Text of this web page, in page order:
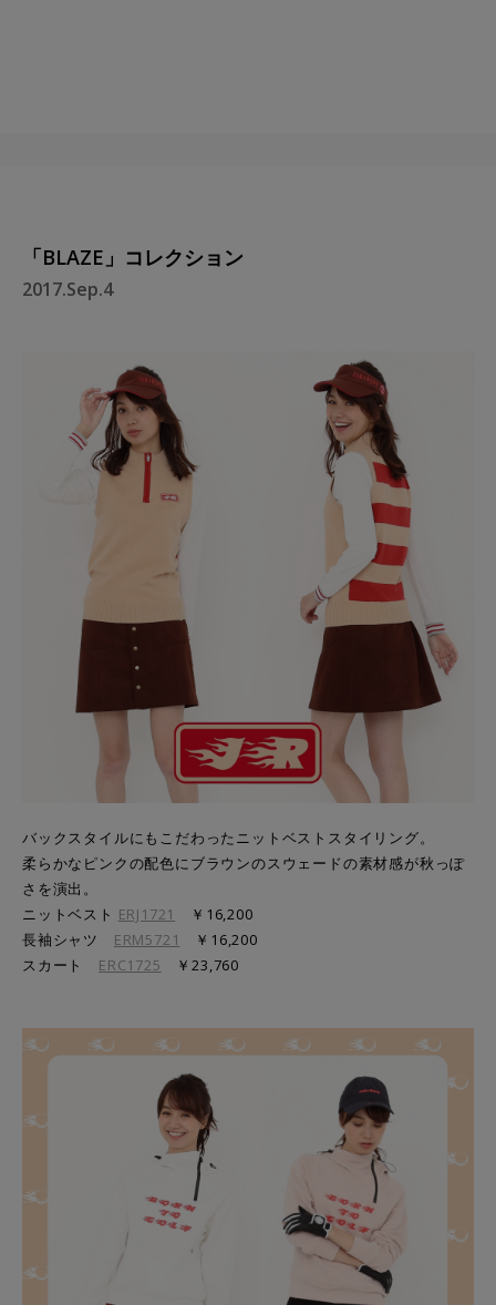
「BLAZE」コレクション
2017.Sep.4
バックスタイルにもこだわったニットベストスタイリング。
柔らかなピンクの配色にブラウンのスウェードの素材感が秋っぽ
さを演出。
ニットベスト ERJ1721
￥16,200
長袖シャツ ERM5721
￥16,200
スカート ERC1725 ￥23,760